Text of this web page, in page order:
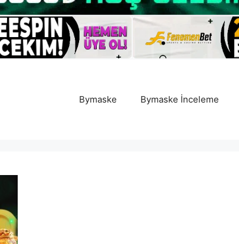
Bymaske Bymaske İnceleme